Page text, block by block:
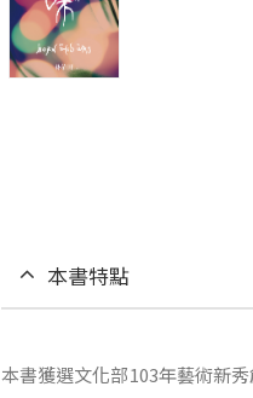
本書特點
本書獲選文化部103年藝術新秀